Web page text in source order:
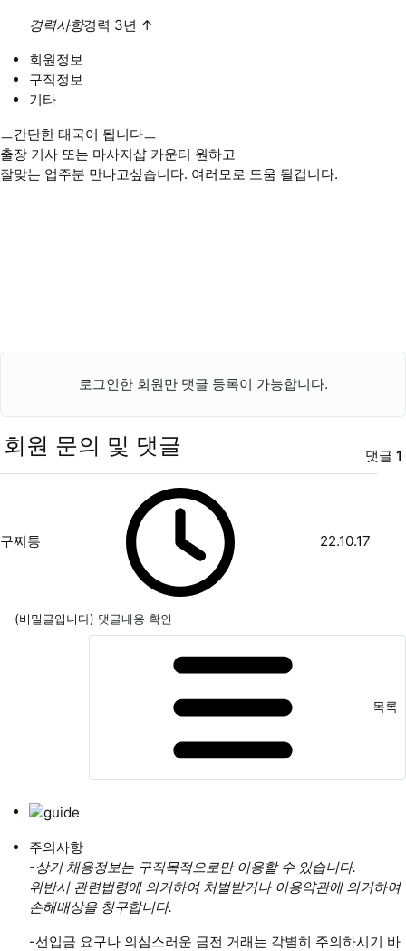
경력사항경력 3년 ↑
회원정보
구직정보
기타
ㅡ간단한 태국어 됩니다ㅡ
출장 기사 또는 마사지샵 카운터 원하고
잘맞는 업주분 만나고싶습니다. 여러모로 도움 될겁니다.
로그인한 회원만 댓글 등록이 가능합니다.
회원 문의 및 댓글 댓글 1
구찌통 22.10.17
(비밀글입니다) 댓글내용 확인
목록
주의사항
-상기 채용정보는 구직목적으로만 이용할 수 있습니다.
위반시 관련법령에 의거하여 처벌받거나 이용약관에 의거하여
손해배상을 청구합니다.
-선입금 요구나 의심스러운 금전 거래는 각별히 주의하시기 바